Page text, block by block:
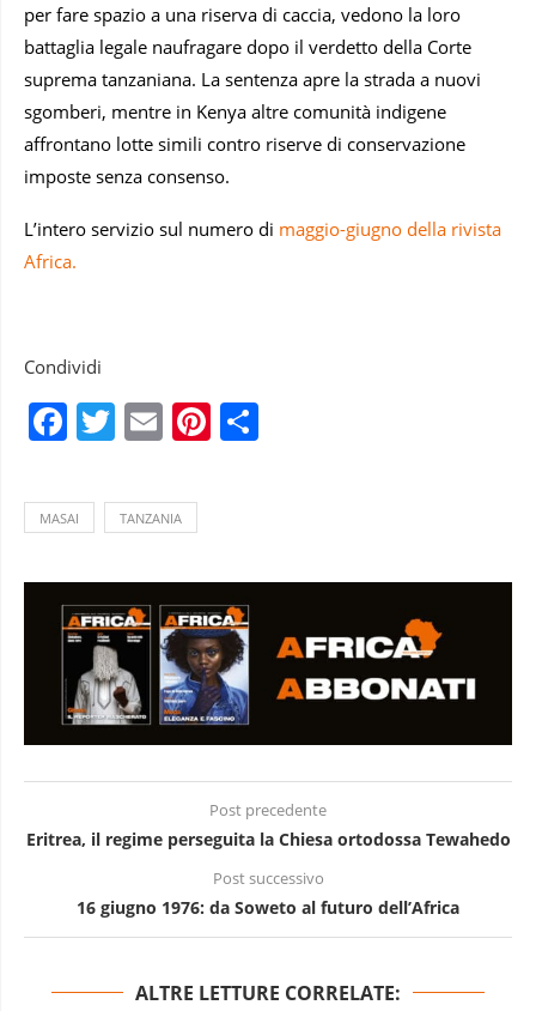
per fare spazio a una riserva di caccia, vedono la loro
battaglia legale naufragare dopo il verdetto della Corte
suprema tanzaniana. La sentenza apre la strada a nuovi
sgomberi, mentre in Kenya altre comunità indigene
affrontano lotte simili contro riserve di conservazione
imposte senza consenso.
L’intero servizio sul numero di maggio-giugno della rivista
Africa.
Condividi
Facebook
Twitter
EmailPinterest
MASAI TANZANIA
Post precedente
Eritrea, il regime perseguita la Chiesa ortodossa Tewahedo
Post successivo
16 giugno 1976: da Soweto al futuro dell’Africa
ALTRE LETTURE CORRELATE: